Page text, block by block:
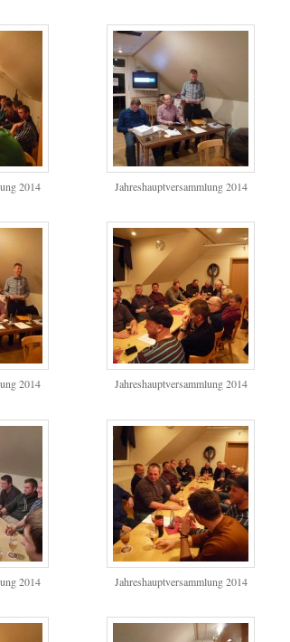
2014 Jahreshauptversammlung 2014
2014 Jahreshauptversammlung 2014
2014 Jahreshauptversammlung 2014